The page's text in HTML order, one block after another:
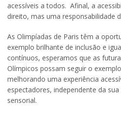
acessíveis a todos. Afinal, a
direito, mas uma responsabilidade
As Olimpíadas de Paris têm a
exemplo brilhante de inclusão e
contínuos, esperamos que as
Olímpicos possam seguir o
melhorando uma experiência
espectadores, independente da
sensorial.